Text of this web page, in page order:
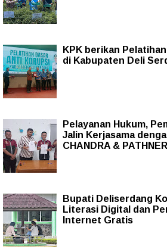
KPK berikan
di Kabupaten Deli
Pelayanan Hukum,
Jalin Kerjasama
CHANDRA &
Bupati Deliserdang
Literasi Digital dan
Internet Gratis